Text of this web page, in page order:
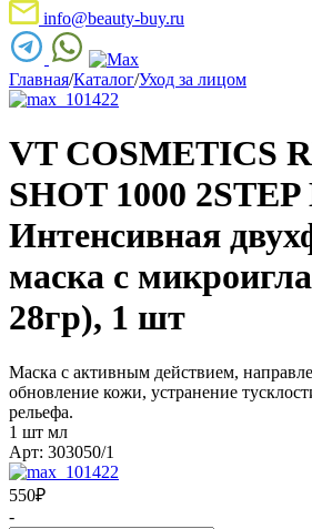
info@beauty-buy.ru
Главная/Каталог/Уход за лицом
VT COSMETICS
SHOT 1000
Интенсивная
маска с
28гр), 1 шт
Маска с активным действием,
обновление кожи, устранение
рельефа.
1 шт мл
Арт: 303050/1
550₽
-